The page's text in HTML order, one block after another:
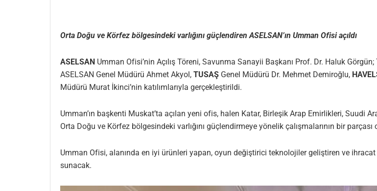
Orta Doğu ve Körfez bölgesindeki varlığını güçlendiren ASELSAN’ın Umman Ofisi açıldı
ASELSAN Umman Ofisi’nin Açılış Töreni, Savunma Sanayii Başkanı Prof. Dr. Haluk
ASELSAN Genel Müdürü Ahmet Akyol, TUSAŞ Genel Müdürü Dr. Mehmet Demiroğlu,
Müdürü Murat İkinci’nin katılımlarıyla gerçekleştirildi.
Umman’ın başkenti Muskat’ta açılan yeni ofis, halen Katar, Birleşik Arap Emirlikleri, Suudi
Orta Doğu ve Körfez bölgesindeki varlığını güçlendirmeye yönelik çalışmalarının bir parçası
Umman Ofisi, alanında en iyi ürünleri yapan, oyun değiştirici teknolojiler geliştiren ve ihracat
sunacak.